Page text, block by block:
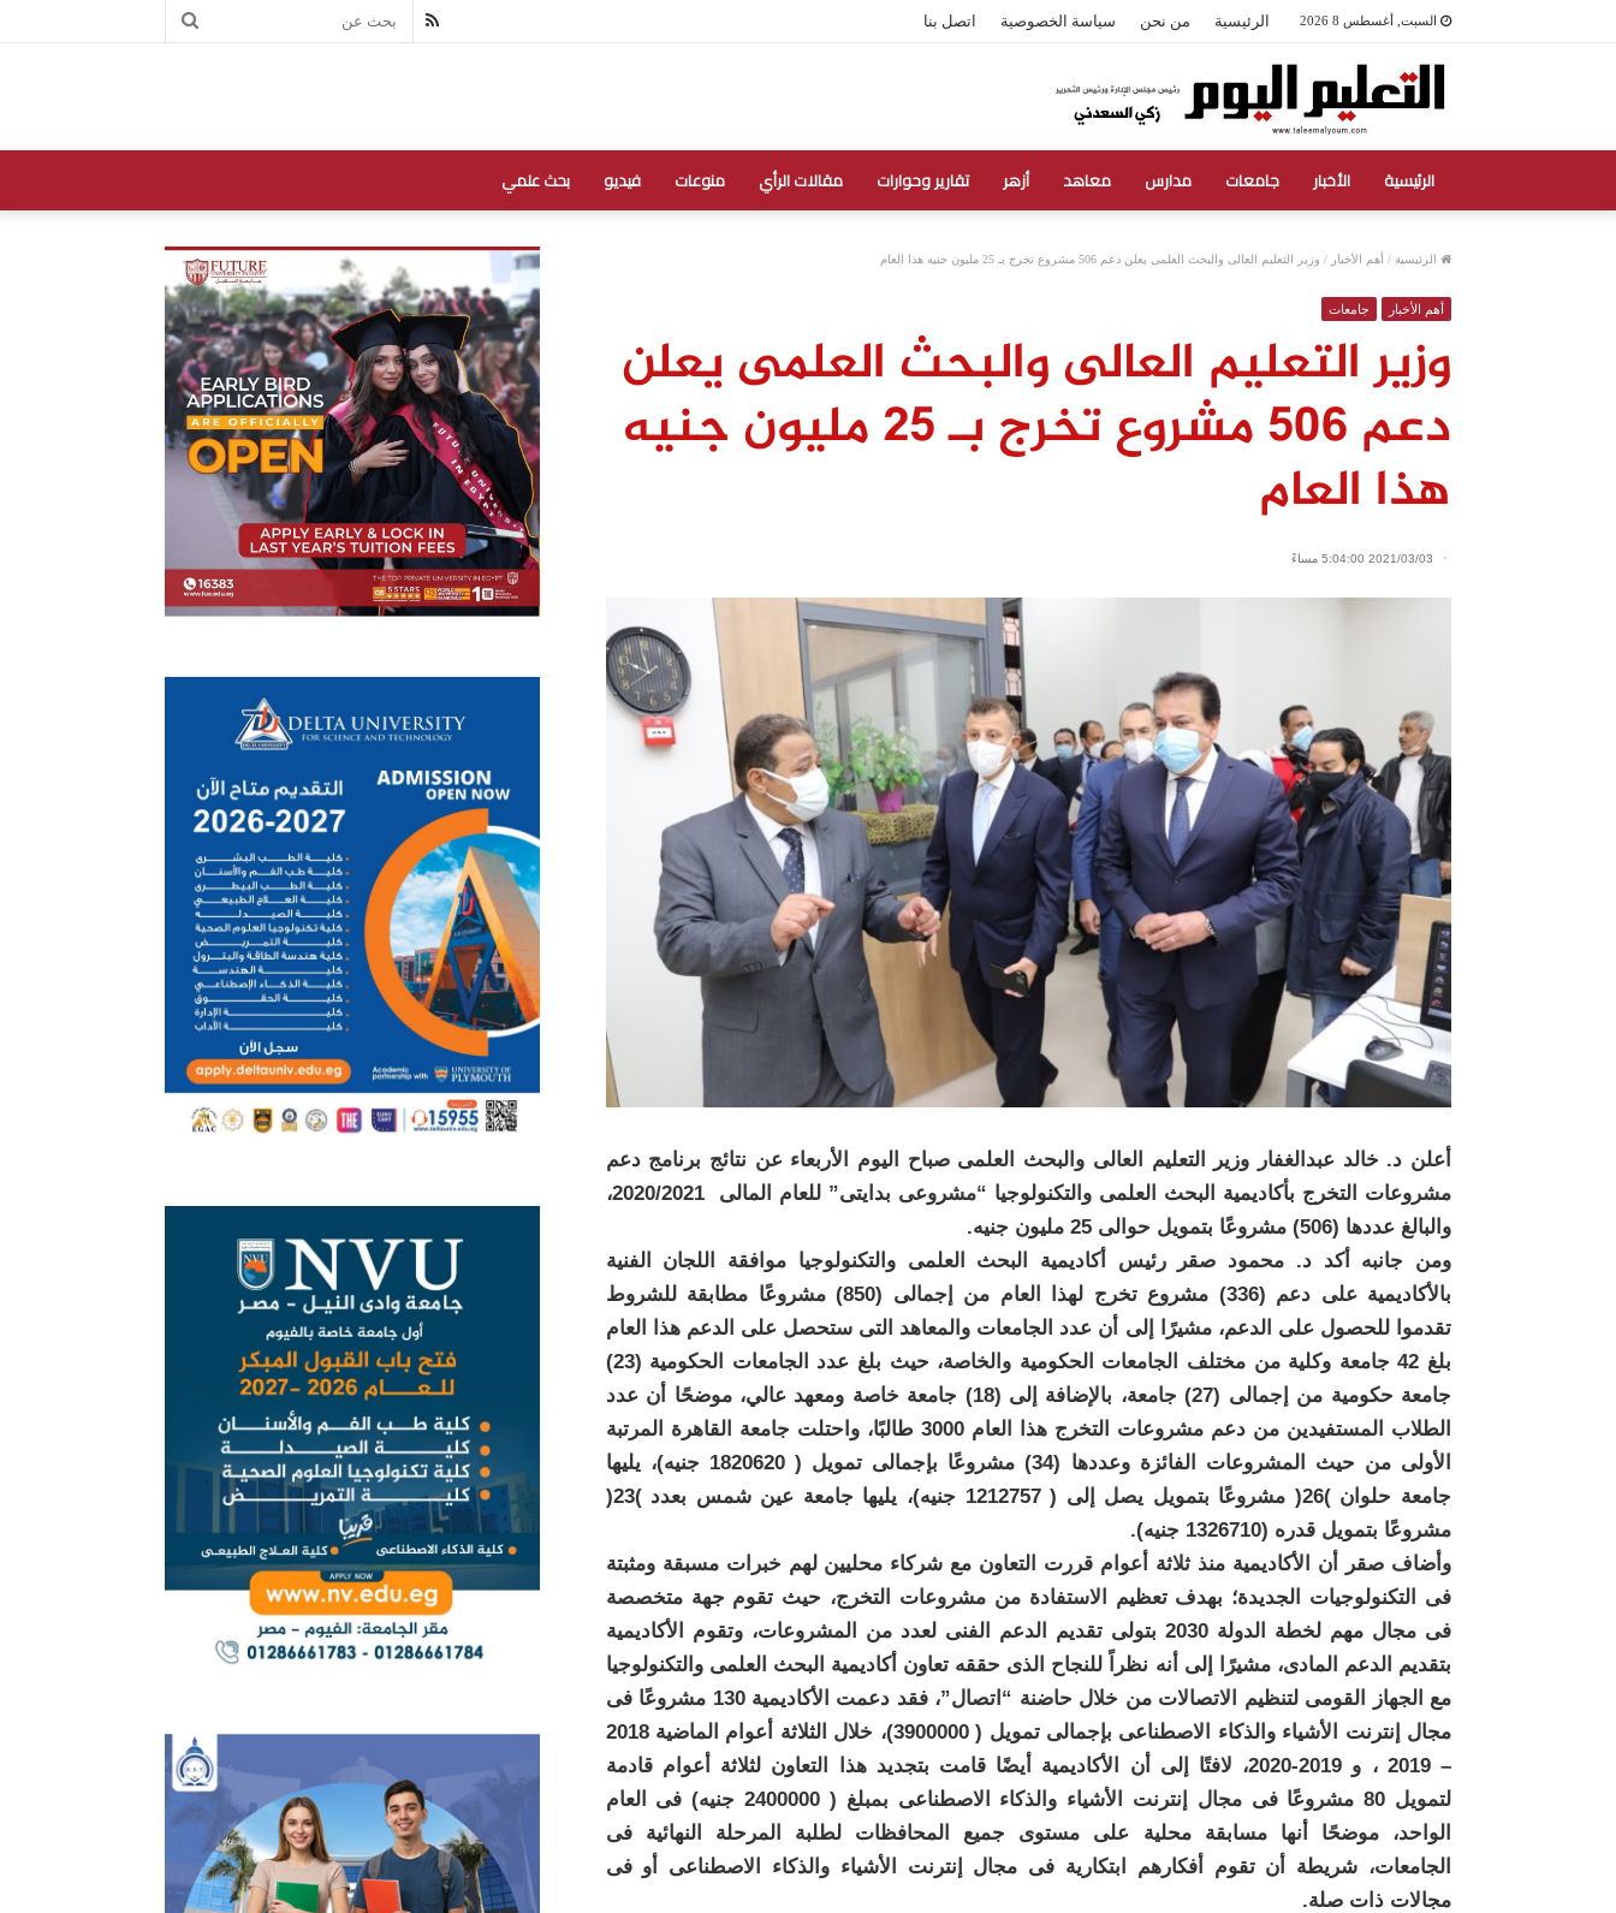
السبت, أغسطس 8 2026 الرئيسية من نحن سياسة الخصوصية اتصل بنا بحث RSS
الرئيسية الأخبار جامعات مدارس معاهد أزهر تقارير وحوارات مقالات الرأي منوعات فيديو بحث علمي
الرئيسية / أهم الأخبار / وزير التعليم العالى والبحث العلمى يعلن دعم 506 مشروع تخرج بـ 25 مليون جنيه هذا العام
أهم الأخبار جامعات
وزير التعليم العالى والبحث العلمى يعلن
دعم 506 مشروع تخرج بـ 25 مليون جنيه
هذا العام
2021/03/03 5:04:00 مساءً
أعلن د. خالد عبدالغفار وزير التعليم العالى والبحث العلمى صباح اليوم الأربعاء عن نتائج برنامج دعم
مشروعات التخرج بأكاديمية البحث العلمى والتكنولوجيا “مشروعى بدايتى” للعام المالى 2020/2021،
والبالغ عددها (506) مشروعًا بتمويل حوالى 25 مليون جنيه.
ومن جانبه أكد د. محمود صقر رئيس أكاديمية البحث العلمى والتكنولوجيا موافقة اللجان الفنية
بالأكاديمية على دعم (336) مشروع تخرج لهذا العام من إجمالى (850) مشروعًا مطابقة للشروط
تقدموا للحصول على الدعم، مشيرًا إلى أن عدد الجامعات والمعاهد التى ستحصل على الدعم هذا العام
بلغ 42 جامعة وكلية من مختلف الجامعات الحكومية والخاصة، حيث بلغ عدد الجامعات الحكومية (23)
جامعة حكومية من إجمالى (27) جامعة، بالإضافة إلى (18) جامعة خاصة ومعهد عالي، موضحًا أن عدد
الطلاب المستفيدين من دعم مشروعات التخرج هذا العام 3000 طالبًا، واحتلت جامعة القاهرة المرتبة
الأولى من حيث المشروعات الفائزة وعددها (34) مشروعًا بإجمالى تمويل ( 1820620 جنيه)، يليها
جامعة حلوان )26( مشروعًا بتمويل يصل إلى ( 1212757 جنيه)، يليها جامعة عين شمس بعدد )23(
مشروعًا بتمويل قدره (1326710 جنيه).
وأضاف صقر أن الأكاديمية منذ ثلاثة أعوام قررت التعاون مع شركاء محليين لهم خبرات مسبقة ومثبتة
فى التكنولوجيات الجديدة؛ بهدف تعظيم الاستفادة من مشروعات التخرج، حيث تقوم جهة متخصصة
فى مجال مهم لخطة الدولة 2030 بتولى تقديم الدعم الفنى لعدد من المشروعات، وتقوم الأكاديمية
بتقديم الدعم المادى، مشيرًا إلى أنه نظراً للنجاح الذى حققه تعاون أكاديمية البحث العلمى والتكنولوجيا
مع الجهاز القومى لتنظيم الاتصالات من خلال حاضنة “اتصال”، فقد دعمت الأكاديمية 130 مشروعًا فى
مجال إنترنت الأشياء والذكاء الاصطناعى بإجمالى تمويل ( 3900000)، خلال الثلاثة أعوام الماضية 2018
– 2019 ، و 2019-2020، لافتًا إلى أن الأكاديمية أيضًا قامت بتجديد هذا التعاون لثلاثة أعوام قادمة
لتمويل 80 مشروعًا فى مجال إنترنت الأشياء والذكاء الاصطناعى بمبلغ ( 2400000 جنيه) فى العام
الواحد، موضحًا أنها مسابقة محلية على مستوى جميع المحافظات لطلبة المرحلة النهائية فى
الجامعات، شريطة أن تقوم أفكارهم ابتكارية فى مجال إنترنت الأشياء والذكاء الاصطناعى أو فى
مجالات ذات صلة.